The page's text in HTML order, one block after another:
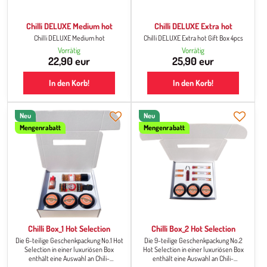
Chilli DELUXE Medium hot
Chilli DELUXE Medium hot
Vorrätig
22,90 eur
In den Korb!
Chilli DELUXE Extra hot
Chilli DELUXE Extra hot Gift Box 4pcs
Vorrätig
25,90 eur
In den Korb!
Neu
Mengenrabatt
Chilli Box_1 Hot Selection
Die 6-teilige Geschenkpackung No.1 Hot
Selection in einer luxuriösen Box
enthält eine Auswahl an Chili-
Neu
Mengenrabatt
Chilli Box_2 Hot Selection
Die 9-teilige Geschenkpackung No.2
Hot Selection in einer luxuriösen Box
enthält eine Auswahl an Chili-